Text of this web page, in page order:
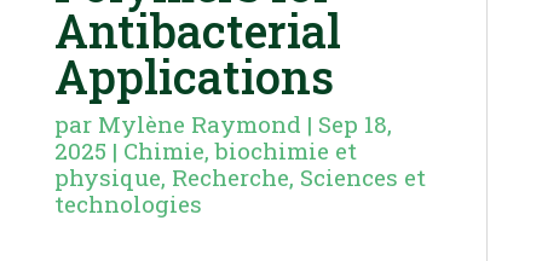
Antibacterial
Applications
par Mylène Raymond | Sep 18,
2025 | Chimie, biochimie et
physique, Recherche, Sciences et
technologies